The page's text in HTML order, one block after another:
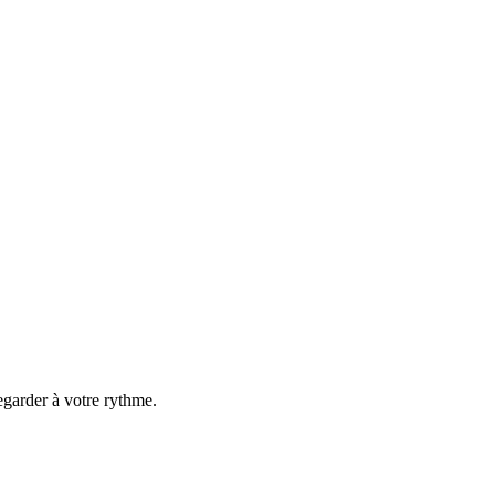
à votre rythme.